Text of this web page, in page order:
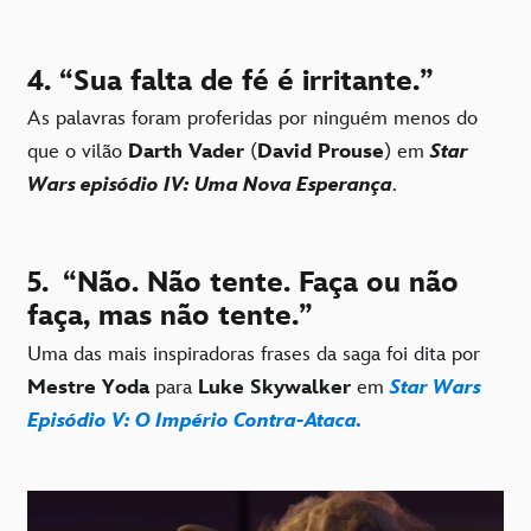
4. “Sua falta de fé é irritante.”
As palavras foram proferidas por ninguém menos do
que o vilão Darth Vader (David Prouse) emStar
Wars episódio IV: Uma Nova Esperança.
5. “Não. Não tente. Faça ou não
faça, mas não tente.”
Uma das mais inspiradoras frases da saga foi dita por
Mestre Yoda para Luke Skywalker emStar Wars
Episódio V: O Império Contra-Ataca.